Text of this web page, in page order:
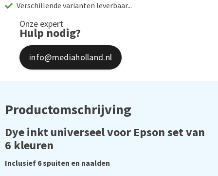
Verschillende varianten leverbaar...
Onze expert
Hulp nodig?
info@mediaholland.nl
Productomschrijving
Dye inkt universeel voor Epson set van
6 kleuren
Inclusief 6 spuiten en naalden